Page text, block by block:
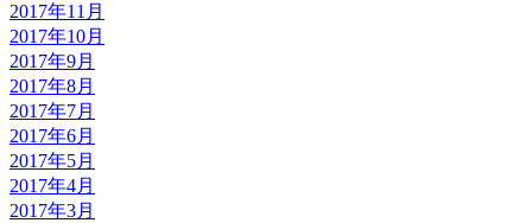
2017年11月
2017年10月
2017年9月
2017年8月
2017年7月
2017年6月
2017年5月
2017年4月
2017年3月